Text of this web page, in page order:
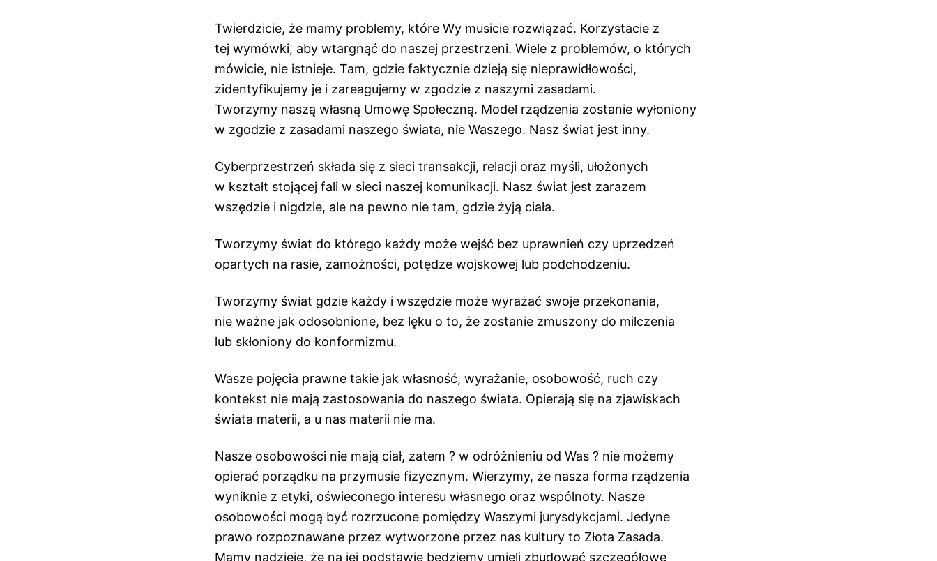
Twierdzicie, że mamy problemy, które Wy musicie rozwiązać. Korzystacie z
tej wymówki, aby wtargnąć do naszej przestrzeni. Wiele z problemów, o których
mówicie, nie istnieje. Tam, gdzie faktycznie dzieją się nieprawidłowości,
zidentyfikujemy je i zareagujemy w zgodzie z naszymi zasadami.
Tworzymy naszą własną Umowę Społeczną. Model rządzenia zostanie wyłoniony
w zgodzie z zasadami naszego świata, nie Waszego. Nasz świat jest inny.
Cyberprzestrzeń składa się z sieci transakcji, relacji oraz myśli, ułożonych
w kształt stojącej fali w sieci naszej komunikacji. Nasz świat jest zarazem
wszędzie i nigdzie, ale na pewno nie tam, gdzie żyją ciała.
Tworzymy świat do którego każdy może wejść bez uprawnień czy uprzedzeń
opartych na rasie, zamożności, potędze wojskowej lub podchodzeniu.
Tworzymy świat gdzie każdy i wszędzie może wyrażać swoje przekonania,
nie ważne jak odosobnione, bez lęku o to, że zostanie zmuszony do milczenia
lub skłoniony do konformizmu.
Wasze pojęcia prawne takie jak własność, wyrażanie, osobowość, ruch czy
kontekst nie mają zastosowania do naszego świata. Opierają się na zjawiskach
świata materii, a u nas materii nie ma.
Nasze osobowości nie mają ciał, zatem ? w odróżnieniu od Was ? nie możemy
opierać porządku na przymusie fizycznym. Wierzymy, że nasza forma rządzenia
wyniknie z etyki, oświeconego interesu własnego oraz wspólnoty. Nasze
osobowości mogą być rozrzucone pomiędzy Waszymi jurysdykcjami. Jedyne
prawo rozpoznawane przez wytworzone przez nas kultury to Złota Zasada.
Mamy nadzieję, że na jej podstawie będziemy umieli zbudować szczegółowe